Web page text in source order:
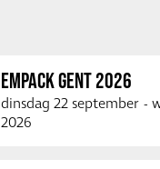
EMPACK GENT 2026
dinsdag 22 september -
2026